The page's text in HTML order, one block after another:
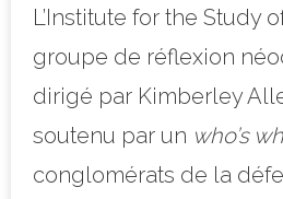
L’Institute for the Study
groupe de réflexion
dirigé par Kimberley
soutenu par un who’s
conglomérats de la